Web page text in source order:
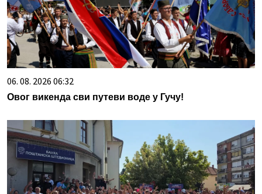
06. 08. 2026 06:32
Овог викенда сви путеви воде у Гучу!